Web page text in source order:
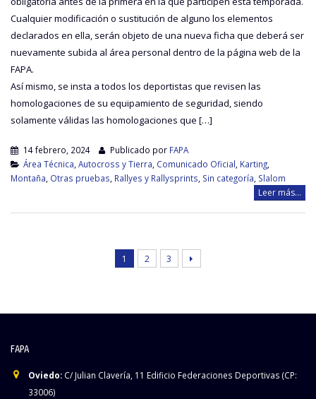
Cualquier modificación o sustitución de alguno los elementos
declarados en ella, serán objeto de una nueva ficha que deberá ser
nuevamente subida al área personal dentro de la página web de la
FAPA.
Así mismo, se insta a todos los deportistas que revisen las
homologaciones de su equipamiento de seguridad, siendo
solamente válidas las homologaciones que […]
14 febrero, 2024 Publicado por FAPA
Área Técnica Autocross y Tierra Comunicado Oficial Karting,
Montaña Otras pruebas Rallyes y Rallysprints Sin categoría Slalom
Leer más...
1 2 3
FAPA
Oviedo: C/ Julian Clavería, 11 Edificio Federaciones Deportivas (CP:
33006)